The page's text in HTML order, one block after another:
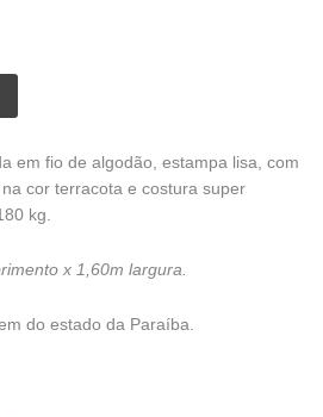
em fio de algodão, estampa lisa, com
cor terracota e costura super
kg.
x 1,60m largura.
do estado da Paraíba.